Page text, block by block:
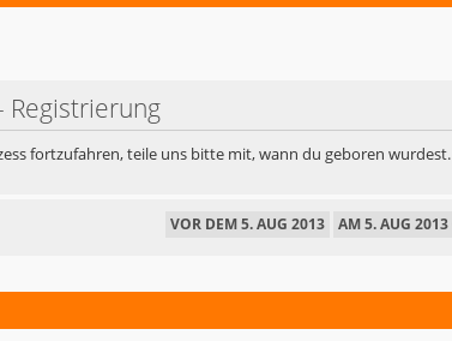
Registrierung
fortzufahren, teile uns bitte mit, wann du geboren wurdest.